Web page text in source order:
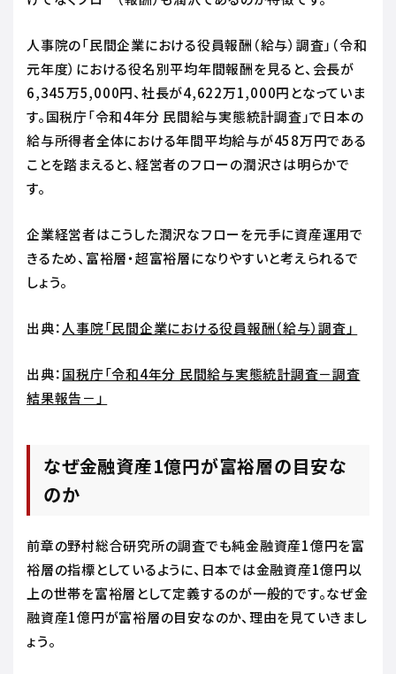
人事院の「民間企業における役員報酬（給与）調査」（令和
元年度）における役名別平均年間報酬を見ると、会長が
6,345万5,000円、社長が4,622万1,000円となっていま
す。国税庁「令和4年分 民間給与実態統計調査」で日本の
給与所得者全体における年間平均給与が458万円である
ことを踏まえると、経営者のフローの潤沢さは明らかで
す。
企業経営者はこうした潤沢なフローを元手に資産運用で
きるため、富裕層・超富裕層になりやすいと考えられるで
しょう。
出典： 人事院「民間企業における役員報酬（給与）調査」
出典：国税庁「令和4年分 民間給与実態統計調査－調査
結果報告－」
なぜ金融資産1億円が富裕層の目安な
のか
前章の野村総合研究所の調査でも純金融資産1億円を富
裕層の指標としているように、日本では金融資産1億円以
上の世帯を富裕層として定義するのが一般的です。なぜ金
融資産1億円が富裕層の目安なのか、理由を見ていきまし
ょう。